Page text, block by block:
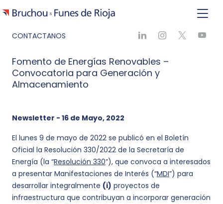
CONTACTANOS
Fomento de Energías Renovables –
Convocatoria para Generación y
Almacenamiento
Newsletter - 16 de Mayo, 2022
El lunes 9 de mayo de 2022 se publicó en el Boletín
Oficial la Resolución 330/2022 de la Secretaría de
Energía (la “Resolución 330”), que convoca a interesados
a presentar Manifestaciones de Interés (“MDI”) para
desarrollar integralmente (i) proyectos de
infraestructura que contribuyan a incorporar generación